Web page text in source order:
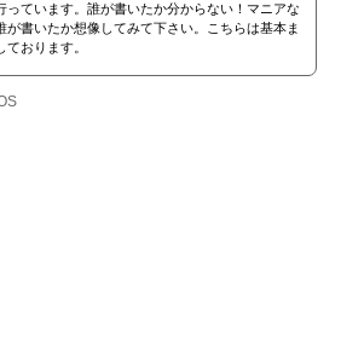
っています。誰が書いたか分からない！マニアな
が書いたか想像してみて下さい。こちらは基本ま
ております。